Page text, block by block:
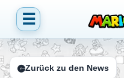
☰
Zurück zu den News